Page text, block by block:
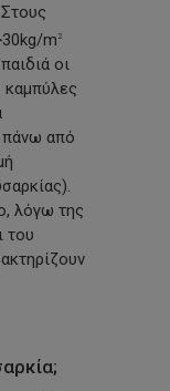
m 2
οι
καμπύλες
πάνω από
λόγω της
του